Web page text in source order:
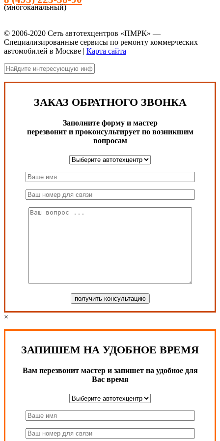
(многоканальный)
© 2006-2020 Сеть автотехцентров «ПМРК» —
Специализированные сервисы по ремонту коммерческих
автомобилей в Москве | Карта сайта
ЗАКАЗ ОБРАТНОГО ЗВОНКА
Заполните форму и мастер
перезвонит и проконсультирует по возникшим
вопросам
×
ЗАПИШЕМ НА УДОБНОЕ ВРЕМЯ
Вам перезвонит мастер и запишет на удобное для
Вас время